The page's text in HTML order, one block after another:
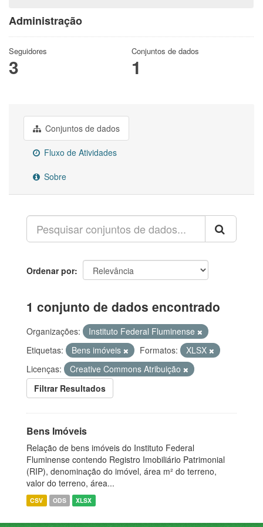
Administração
Seguidores
3
Conjuntos de dados
1
Conjuntos de dados
Fluxo de Atividades
Sobre
Ordenar por
1 conjunto de dados encontrado
Organizações:
Instituto Federal Fluminense
Etiquetas:
Bens imóveis Formatos:
XLSX
Licenças:
Creative Commons Atribuição
Filtrar Resultados
Bens Imóveis
Relação de bens imóveis do Instituto Federal
Fluminense contendo Registro Imobiliário Patrimonial
(RIP), denominação do imóvel, área m² do terreno,
valor do terreno, área...
CSV ODS XLSX